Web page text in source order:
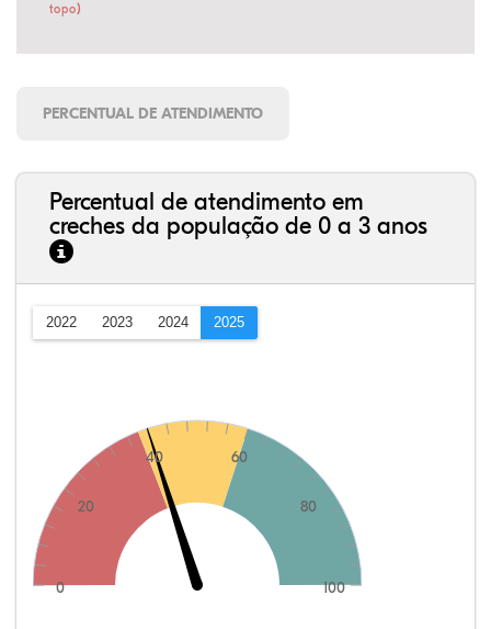
topo)
PERCENTUAL DE ATENDIMENTO
Percentual de atendimento em
creches da população de 0 a 3 anos
2022 2023 2024 2025
0
20
40 60
80
100